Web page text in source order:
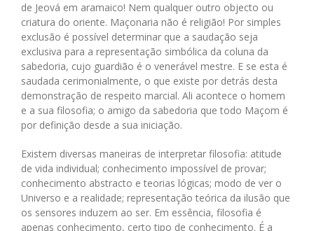
de Jeová em aramaico! Nem qualquer outro objecto ou
criatura do oriente. Maçonaria não é religião! Por simples
exclusão é possível determinar que a saudação seja
exclusiva para a representação simbólica da coluna da
sabedoria, cujo guardião é o venerável mestre. E se esta é
saudada cerimonialmente, o que existe por detrás desta
demonstração de respeito marcial. Ali acontece o homem
e a sua filosofia; o amigo da sabedoria que todo Maçom é
por definição desde a sua iniciação.
Existem diversas maneiras de interpretar filosofia: atitude
de vida individual; conhecimento impossível de provar;
conhecimento abstracto e teorias lógicas; modo de ver o
Universo e a realidade; representação teórica da ilusão que
os sensores induzem ao ser. Em essência, filosofia é
apenas conhecimento, certo tipo de conhecimento. É a